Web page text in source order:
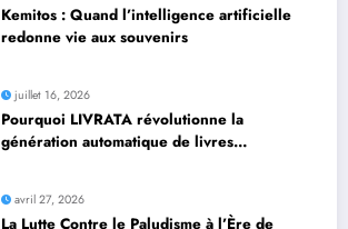
Kemitos : Quand l’intelligence artificielle
redonne vie aux souvenirs
juillet 16, 2026
Pourquoi LIVRATA révolutionne la
génération automatique de livres
avril 27, 2026
La Lutte Contre le Paludisme à l’Ère de